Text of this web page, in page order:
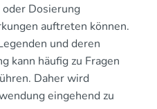
Dosierung
auftreten können.
und deren
kann häufig zu Fragen
Daher wird
eingehend zu